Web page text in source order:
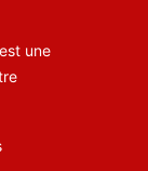
une